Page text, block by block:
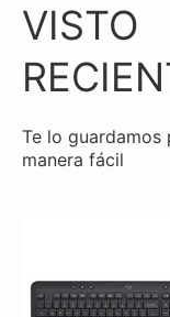
VISTO
Te lo guardamos
manera fácil